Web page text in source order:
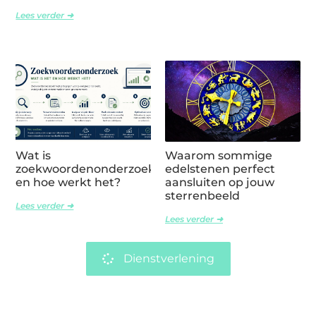
Lees verder ➜
Wat is
zoekwoordenonderzoek
en hoe werkt het?
Lees verder ➜
Waarom sommige
edelstenen perfect
aansluiten op jouw
sterrenbeeld
Lees verder ➜
Dienstverlening